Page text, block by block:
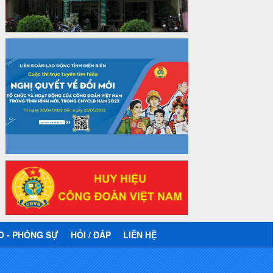
Công văn số 2930/TLĐ-TC, ngày
31/12/2024 của Tổng LĐLĐ Việt Nam
về việc quy định tỷ lệ phân phối tự động
KPCĐ 2% qua tài khoản Công đoàn
2025
Thời gian đăng: 06/01/2025
lượt xem: 1067 | lượt tải:437
47-TTCĐ/BTGTU
Thông tin chuyên đề: Một số nôi dung
về sắp xếp tổ chức bộ máy của hệ
lực, hiệu quả
Thời gian đăng: 25/12/2024
lượt xem: 1223 | lượt tải:339
37/HD-TLĐ
Hướng dẫn Công đoàn với việc tổ chức
và hoạt động của Ban Thanh tra Nhân
dân
Thời gian đăng: 27/12/2024
lượt xem: 4946 | lượt tải:1351
35/HD-TLĐ
- PHÓNG SỰ HỎI / ĐÁP LIÊN HỆ